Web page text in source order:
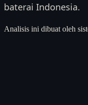
baterai Indonesia.
Analisis ini dibuat oleh